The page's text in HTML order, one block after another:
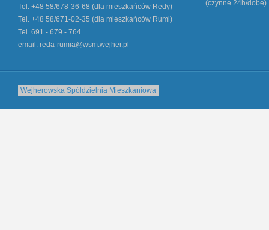
Tel. +48 58/678-36-68 (dla mieszkańców Redy)
Tel. +48 58/671-02-35 (dla mieszkańców Rumi)
Tel. 691 - 679 - 764
email: reda-rumia@wsm.wejher.pl
(czynne 24h/dobe)
Wejherowska Spółdzielnia Mieszkaniowa